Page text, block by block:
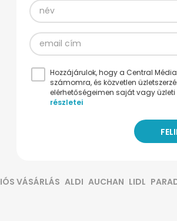
Hozzájárulok, hogy a Central
számomra, és közvetlen
elérhetőségeimen saját vagy
részletei
VÁSÁRLÁS ALDI AUCHAN LIDL